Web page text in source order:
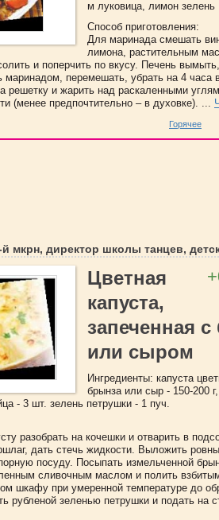
м луковица, лимон зелень
Способ приготовления:
Для маринада смешать
лимона, растительным
и поперчить по вкусу. Печень
маринадом, перемешать, убрать на 4 часа
решетку и жарить над раскаленными
(менее предпочтительно – в духовке). ...
Горячее
мкрн, директор школы танцев,
Цветная
капуста,
запеченная
или сыром
Ингредиенты: капуста
брынза или сыр - 150-200
- 3 шт. зелень петрушки - 1 пуч.
разобрать на кочешки и отварить в
дать стечь жидкости. Выложить
посуду. Посыпать измельченной
сливочным маслом и полить
шкафу при умеренной температуре до
рубленой зеленью петрушки и подать